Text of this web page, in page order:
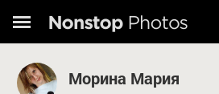
Морина Мария